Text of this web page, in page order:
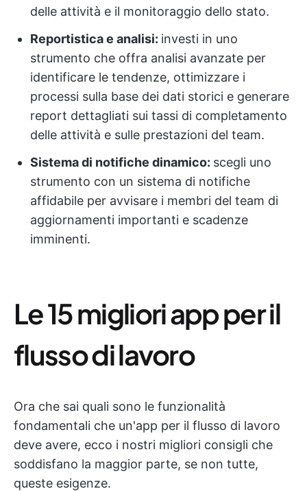
delle attività e il monitoraggio dello stato.
Reportistica e analisi: investi in uno
strumento che offra analisi avanzate per
identificare le tendenze, ottimizzare i
processi sulla base dei dati storici e generare
report dettagliati sui tassi di completamento
delle attività e sulle prestazioni del team.
Sistema di notifiche dinamico: scegli uno
strumento con un sistema di notifiche
affidabile per avvisare i membri del team di
aggiornamenti importanti e scadenze
imminenti.
Le 15 migliori app per il
flusso di lavoro
Ora che sai quali sono le funzionalità
fondamentali che un'app per il flusso di lavoro
deve avere, ecco i nostri migliori consigli che
soddisfano la maggior parte, se non tutte,
queste esigenze.